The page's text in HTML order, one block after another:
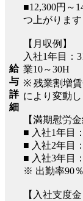
給
与
詳
細
■12,300円～
つ上がります
【月収例】
入社1年目：
業10～30H
※ 残業割増
により変動
【満期慰労
■ 入社1年目
■ 入社2年目
■ 入社3年目
※ 出勤率90
【入社支度金